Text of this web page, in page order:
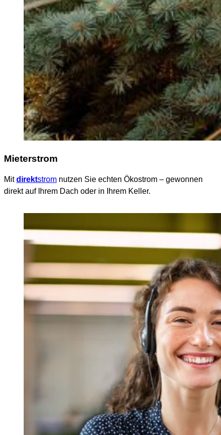
Mieterstrom
Mitdirektstrom nutzen Sie echten Ökostrom – gewonnen
direkt auf Ihrem Dach oder in Ihrem Keller.